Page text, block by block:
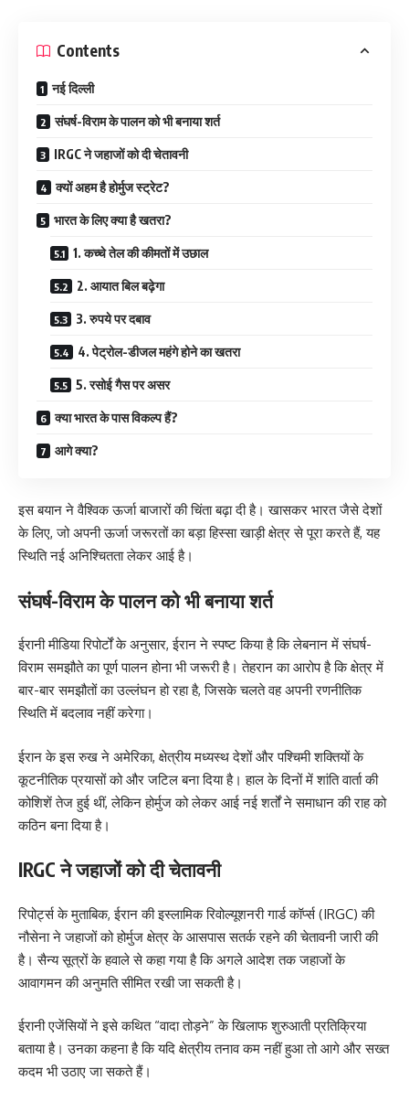
Contents
नई दिल्ली
संघर्ष-विराम के पालन को भी बनाया शर्त
IRGC ने जहाजों को दी चेतावनी
क्यों अहम है होर्मुज स्ट्रेट?
भारत के लिए क्या है खतरा?
1. कच्चे तेल की कीमतों में उछाल
2. आयात बिल बढ़ेगा
3. रुपये पर दबाव
4. पेट्रोल-डीजल महंगे होने का खतरा
5. रसोई गैस पर असर
क्या भारत के पास विकल्प हैं?
आगे क्या?
इस बयान ने वैश्विक ऊर्जा बाजारों की चिंता बढ़ा दी है। खासकर भारत जैसे देशों
के लिए, जो अपनी ऊर्जा जरूरतों का बड़ा हिस्सा खाड़ी क्षेत्र से पूरा करते हैं, यह
स्थिति नई अनिश्चितता लेकर आई है।
संघर्ष-विराम के पालन को भी बनाया शर्त
ईरानी मीडिया रिपोर्टों के अनुसार, ईरान ने स्पष्ट किया है कि लेबनान में संघर्ष-
विराम समझौते का पूर्ण पालन होना भी जरूरी है। तेहरान का आरोप है कि क्षेत्र में
बार-बार समझौतों का उल्लंघन हो रहा है, जिसके चलते वह अपनी रणनीतिक
स्थिति में बदलाव नहीं करेगा।
ईरान के इस रुख ने अमेरिका, क्षेत्रीय मध्यस्थ देशों और पश्चिमी शक्तियों के
कूटनीतिक प्रयासों को और जटिल बना दिया है। हाल के दिनों में शांति वार्ता की
कोशिशें तेज हुई थीं, लेकिन होर्मुज को लेकर आई नई शर्तों ने समाधान की राह को
कठिन बना दिया है।
IRGC ने जहाजों को दी चेतावनी
रिपोर्ट्स के मुताबिक, ईरान की इस्लामिक रिवोल्यूशनरी गार्ड कॉर्प्स (IRGC) की
नौसेना ने जहाजों को होर्मुज क्षेत्र के आसपास सतर्क रहने की चेतावनी जारी की
है। सैन्य सूत्रों के हवाले से कहा गया है कि अगले आदेश तक जहाजों के
आवागमन की अनुमति सीमित रखी जा सकती है।
ईरानी एजेंसियों ने इसे कथित “वादा तोड़ने” के खिलाफ शुरुआती प्रतिक्रिया
बताया है। उनका कहना है कि यदि क्षेत्रीय तनाव कम नहीं हुआ तो आगे और सख्त
कदम भी उठाए जा सकते हैं।